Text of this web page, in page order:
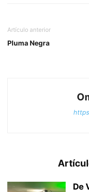
Artículo anterior
Pluma Negra
De